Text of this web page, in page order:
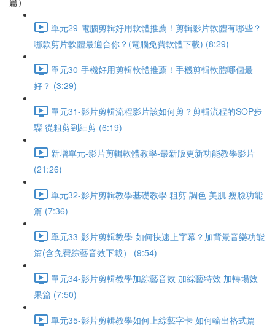
單元29-電腦剪輯好用軟體推薦！剪輯影片軟體有哪些？
哪款剪片軟體最適合你？(電腦免費軟體下載) (8:29)
單元30-手機好用剪輯軟體推薦！手機剪輯軟體哪個最
好？ (3:29)
單元31-影片剪輯流程影片該如何剪？剪輯流程的SOP步
驟 從粗剪到細剪 (6:19)
新增單元-影片剪輯軟體教學-最新版更新功能教學影片
(21:26)
單元32-影片剪輯教學基礎教學 粗剪 調色 美肌 瘦臉功能
篇 (7:36)
單元33-影片剪輯教學-如何快速上字幕？加背景音樂功能
篇(含免費綜藝音效下載） (9:54)
單元34-影片剪輯教學加綜藝音效 加綜藝特效 加轉場效
果篇 (7:50)
單元35-影片剪輯教學如何上綜藝字卡 如何輸出格式篇